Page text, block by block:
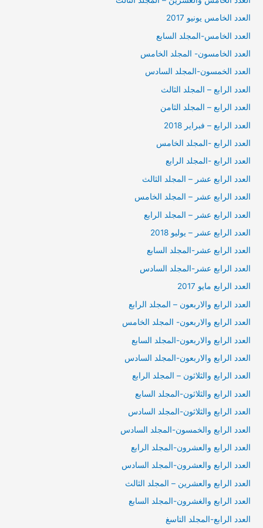
العدد الخامس يونيو 2017
العدد الخامس-المجلد السابع
العدد الخامسون- المجلد الخامس
العدد الخمسون-المجلد السادس
العدد الرابع – المجلد الثالث
العدد الرابع – المجلد الثامن
العدد الرابع – فبراير 2018
العدد الرابع -المجلد الخامس
العدد الرابع -المجلد الرابع
العدد الرابع عشر – المجلد الثالث
العدد الرابع عشر – المجلد الخامس
العدد الرابع عشر – المجلد الرابع
العدد الرابع عشر – يوليو 2018
العدد الرابع عشر-المجلد السابع
العدد الرابع عشر-المجلد السادس
العدد الرابع مايو 2017
العدد الرابع والاربعون – المجلد الرابع
العدد الرابع والاربعون- المجلد الخامس
العدد الرابع والاربعون-المجلد السابع
العدد الرابع والاربعون-المجلد السادس
العدد الرابع والثلاثون – المجلد الرابع
العدد الرابع والثلاثون-المجلد السابع
العدد الرابع والثلاثون-المجلد السادس
العدد الرابع والخمسون-المجلد السادس
العدد الرابع والعشرون-المجلد الرابع
العدد الرابع والعشرون-المجلد السادس
العدد الرابع والعشرين – المجلد الثالث
العدد الرابع والغشرون-المجلد السابع
العدد الرابع-المجلد التاسغ